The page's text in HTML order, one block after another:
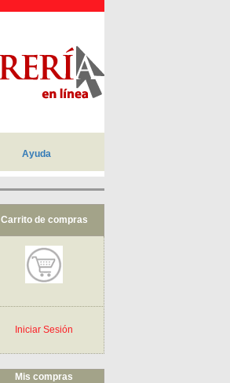
Ayuda
Carrito de compras
Iniciar Sesión
Mis compras